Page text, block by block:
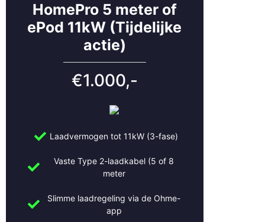
HomePro 5 meter of
ePod 11kW (Tijdelijke
actie)
€1.000,-
Laadvermogen tot 11kW (3-fase)
Vaste Type 2-laadkabel (5 of 8
meter
Slimme laadregeling via de Ohme-
app